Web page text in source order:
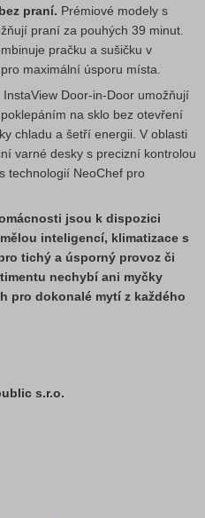
praní. Prémiové modely s
praní za pouhých 39 minut.
pračku a sušičku v
maximální úsporu místa.
Door-in-Door umožňují
na sklo bez otevření
chladu a šetří energii. V oblasti
varné desky s precizní kontrolou
technologií NeoChef pro
jsou k dispozici
inteligencí, klimatizace s
tichý a úsporný provoz či
nechybí ani myčky
pro dokonalé mytí z každého
s.r.o.